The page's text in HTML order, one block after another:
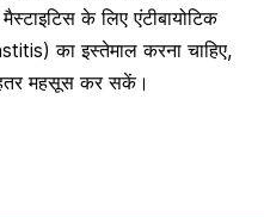
के लिएएंटीबायोटिक
का इस्तेमाल करना चाहिए,
महसूस कर सकें।